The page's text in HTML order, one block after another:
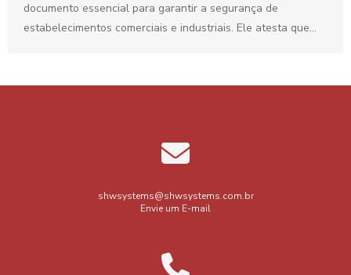
documento essencial para garantir a segurança de
estabelecimentos comerciais e industriais. Ele atesta que...
shwsystems@shwsystems.com.br
Envie um E-mail